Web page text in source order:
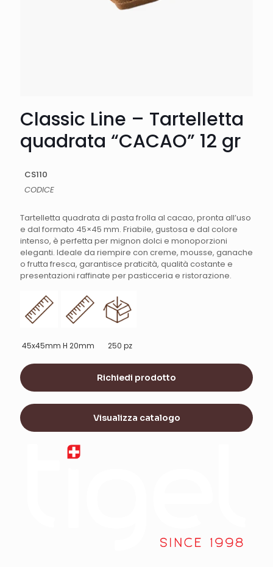
Classic Line – Tartelletta
quadrata “CACAO” 12 gr
CS110
CODICE
Tartelletta quadrata di pasta frolla al cacao, pronta all’uso
e dal formato 45×45 mm. Friabile, gustosa e dal colore
intenso, è perfetta per mignon dolci e monoporzioni
eleganti. Ideale da riempire con creme, mousse, ganache
o frutta fresca, garantisce praticità, qualità costante e
presentazioni raffinate per pasticceria e ristorazione.
45x45mm H 20mm 250 pz
Richiedi prodotto
Visualizza catalogo